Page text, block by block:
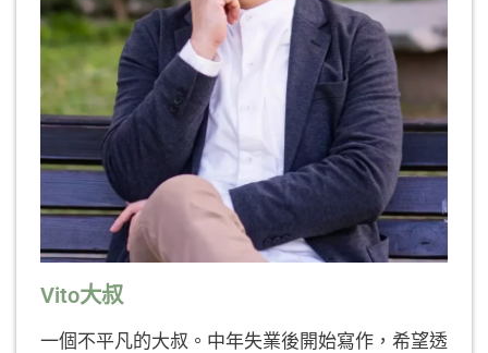
Vito大叔
一個不平凡的大叔。中年失業後開始寫作，希望透